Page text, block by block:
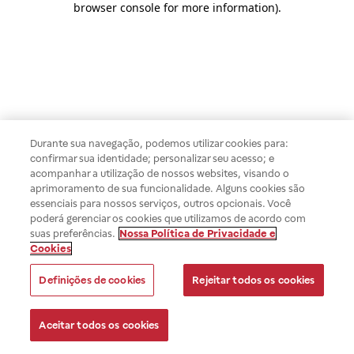
browser console for more information).
Durante sua navegação, podemos utilizar cookies para:
confirmar sua identidade; personalizar seu acesso; e
acompanhar a utilização de nossos websites, visando o
aprimoramento de sua funcionalidade. Alguns cookies são
essenciais para nossos serviços, outros opcionais. Você
poderá gerenciar os cookies que utilizamos de acordo com
suas preferências. Nossa Política de Privacidade e
Cookies
Definições de cookies Rejeitar todos os cookies
Aceitar todos os cookies